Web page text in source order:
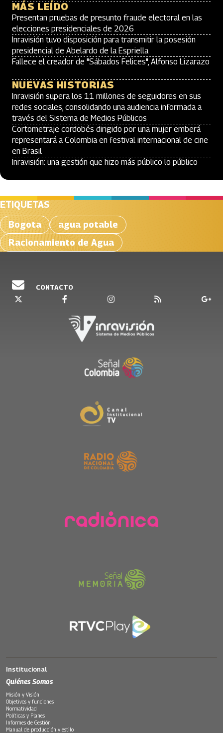
MÁS LEÍDO
Presentan pruebas de presunto fraude electoral en las
elecciones presidenciales de 2026
Inravisión tuvo disposición para transmitir la posesión
presidencial de Abelardo de la Espriella
Fallece el creador de "Sábados Felices", Alfonso Lizarazo
NUEVAS HISTORIAS
Inravisión supera los 11 millones de seguidores en sus
redes sociales, consolidando una audiencia informada a
través del Sistema de Medios Públicos
Cortometraje cordobés dirigido por una mujer emberá
representará a Colombia en festival internacional de cine
en Brasil
Inravisión: una gestión que hizo más público lo público
ETIQUETAS
Bogota
agua potable
Racionamiento de Agua
CONTACTO
Institucional
Quiénes Somos
Misión y Visión
Objetivos y funciones
Normatividad
Políticas y Planes
Informes de Gestión
Manual de producción y estilo